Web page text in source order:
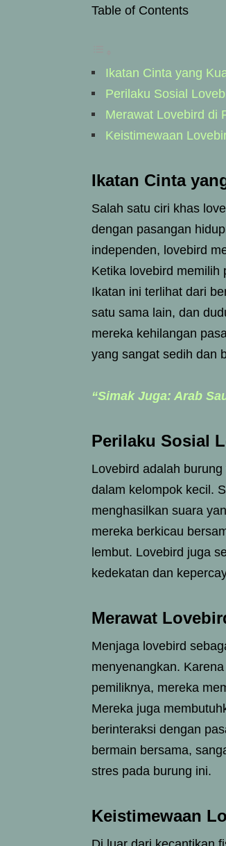
Table of Contents
Ikatan Cinta yang
Perilaku Sosial
Merawat Lovebird di
Keistimewaan
Ikatan Cinta
Salah satu ciri khas
dengan pasangan
independen, lovebird
Ketika lovebird memilih
Ikatan ini terlihat dari
satu sama lain, dan
mereka kehilangan
yang sangat sedih dan
“Simak Juga: Arab
Perilaku Sosial
Lovebird adalah
dalam kelompok kecil.
menghasilkan suara
mereka berkicau
lembut. Lovebird juga
kedekatan dan
Merawat
Menjaga lovebird
menyenangkan.
pemiliknya, mereka
Mereka juga
berinteraksi dengan
bermain bersama,
stres pada burung ini.
Keistimewaan